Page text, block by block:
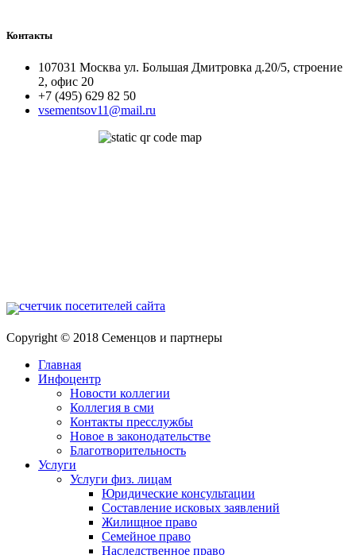
Контакты
107031 Москва ул. Большая Дмитровка д.20/5, строение
2, офис 20
+7 (495) 629 82 50
vsementsov11@mail.ru
Copyright © 2018 Семенцов и партнеры
Главная
Инфоцентр
Новости коллегии
Коллегия в сми
Контакты пресслужбы
Новое в законодательстве
Благотворительность
Услуги
Услуги физ. лицам
Юридические консультации
Составление исковых заявлений
Жилищное право
Семейное право
Наследственное право